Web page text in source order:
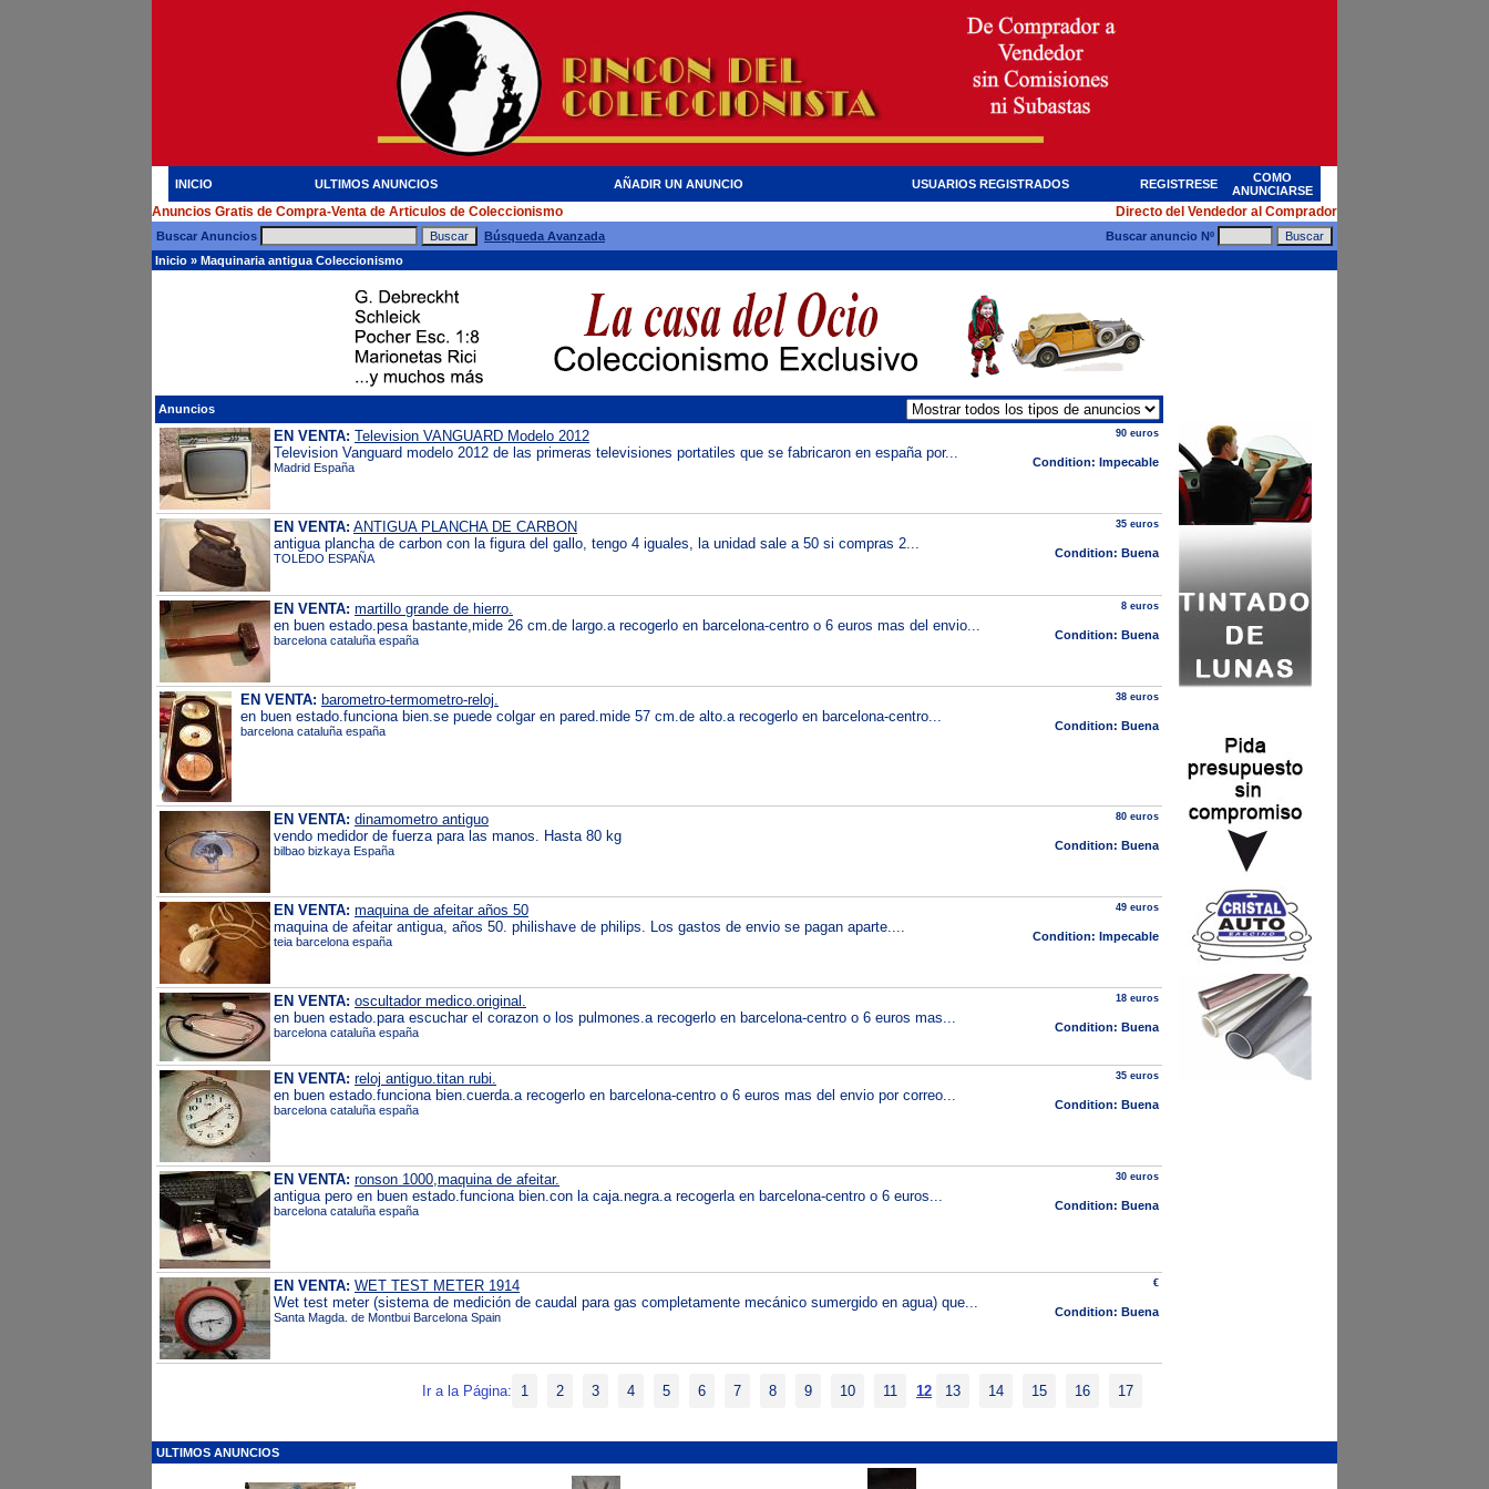
INICIO ULTIMOS ANUNCIOS AÑADIR UN ANUNCIO USUARIOS REGISTRADOS REGISTRESE
COMO
ANUNCIARSE
Anuncios Gratis de Compra-Venta de Articulos de Coleccionismo Directo del Vendedor al Comprador
Buscar Anuncios Búsqueda Avanzada
Buscar anuncio Nº
Inicio » Maquinaria antigua Coleccionismo
Anuncios
EN VENTA: Television VANGUARD Modelo 2012
Television Vanguard modelo 2012 de las primeras televisiones portatiles que se fabricaron en españa por...
Madrid España
90 euros
Condition: Impecable
EN VENTA: ANTIGUA PLANCHA DE CARBON
antigua plancha de carbon con la figura del gallo, tengo 4 iguales, la unidad sale a 50 si compras 2...
TOLEDO ESPAÑA
35 euros
Condition: Buena
EN VENTA: martillo grande de hierro.
en buen estado.pesa bastante,mide 26 cm.de largo.a recogerlo en barcelona-centro o 6 euros mas del envio...
barcelona cataluña españa
8 euros
Condition: Buena
EN VENTA: barometro-termometro-reloj.
en buen estado.funciona bien.se puede colgar en pared.mide 57 cm.de alto.a recogerlo en barcelona-centro...
barcelona cataluña españa
38 euros
Condition: Buena
EN VENTA: dinamometro antiguo
vendo medidor de fuerza para las manos. Hasta 80 kg
bilbao bizkaya España
80 euros
Condition: Buena
EN VENTA: maquina de afeitar años 50
maquina de afeitar antigua, años 50. philishave de philips. Los gastos de envio se pagan aparte....
teia barcelona españa
49 euros
Condition: Impecable
EN VENTA: oscultador medico.original.
en buen estado.para escuchar el corazon o los pulmones.a recogerlo en barcelona-centro o 6 euros mas...
barcelona cataluña españa
18 euros
Condition: Buena
EN VENTA: reloj antiguo.titan rubi.
en buen estado.funciona bien.cuerda.a recogerlo en barcelona-centro o 6 euros mas del envio por correo...
barcelona cataluña españa
35 euros
Condition: Buena
EN VENTA: ronson 1000,maquina de afeitar.
antigua pero en buen estado.funciona bien.con la caja.negra.a recogerla en barcelona-centro o 6 euros...
barcelona cataluña españa
30 euros
Condition: Buena
EN VENTA: WET TEST METER 1914
Wet test meter (sistema de medición de caudal para gas completamente mecánico sumergido en agua) que...
Santa Magda. de Montbui Barcelona Spain
€
Condition: Buena
Ir a la Página: 1 2 3 4 5 6 7 8 9 10 11 12 13 14 15 16 17
ULTIMOS ANUNCIOS